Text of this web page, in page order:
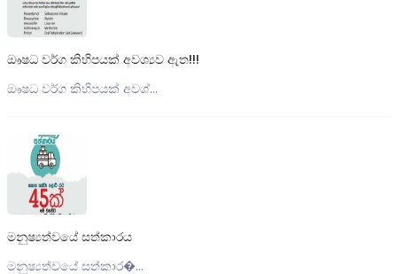
ඖෂධ වර්ග කිහිපයක් අවශ්‍යව ඇත!!!
ඖෂධ වර්ග කිහිපයක් අවශ්...
මනුෂ්‍යත්වයේ සත්කාරය
මනුෂ්‍යත්වයේ සත්කාර�...